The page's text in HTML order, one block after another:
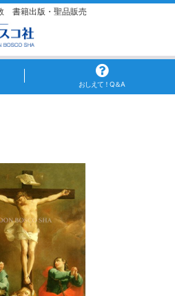
書籍出版・聖品販売
おしえて！Q＆A